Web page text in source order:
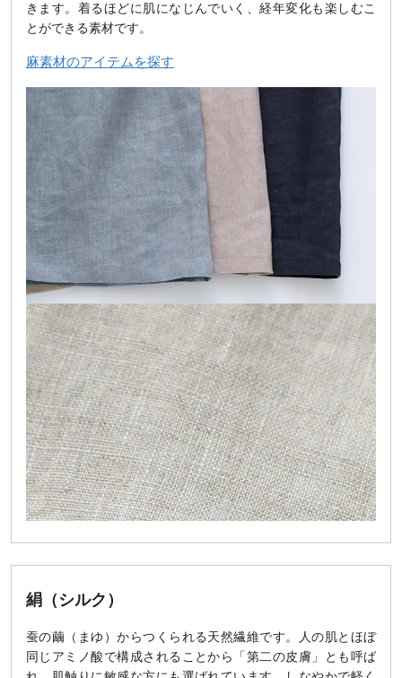
きます。着るほどに肌になじんでいく、経年変化も楽しむこ
とができる素材です。
麻素材のアイテムを探す
絹（シルク）
蚕の繭（まゆ）からつくられる天然繊維です。人の肌とほぼ
同じアミノ酸で構成されることから「第二の皮膚」とも呼ば